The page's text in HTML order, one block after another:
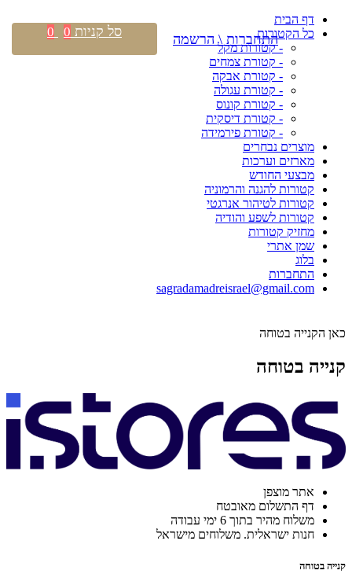
דף הבית
כל הקטורות
- קטורות מקל
- קטורת צמחים
- קטורת אבקה
- קטורת עגולה
- קטורת קונוס
- קטורת דיסקית
- קטורת פירמידה
מוצרים נבחרים
מארזים וערכות
מבצעי החודש
קטורות להגנה והרמוניה
קטורות לטיהור אנרגטי
קטורות לשפע והודיה
מחזיק קטורות
שמן אתרי
בלוג
התחברות
sagradamadreisrael@gmail.com
כאן הקנייה בטוחה
קנייה בטוחה
אתר מוצפן
דף התשלום מאובטח
משלוח מהיר בתוך 6 ימי עבודה
חנות ישראלית. משלוחים מישראל
קנייה בטוחה
התחברות \ הרשמה סל קניות 0
0